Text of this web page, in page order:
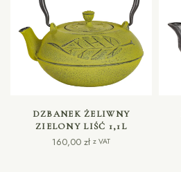
DODAJ DO KOSZYKA
DZBANEK ŻELIWNY
ZIELONY LIŚĆ 1,1L
160,00 zł z VAT